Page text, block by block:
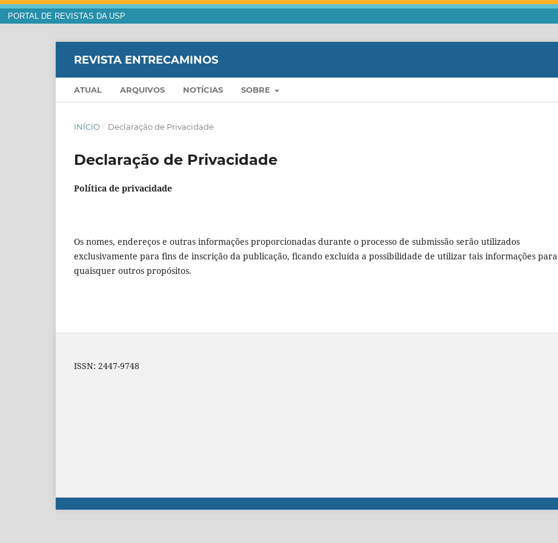
PORTAL DE REVISTAS DA USP
REVISTA ENTRECAMINOS
ATUAL ARQUIVOS NOTÍCIAS SOBRE
INÍCIO / Declaração de Privacidade
Declaração de Privacidade
Política de privacidade
Os nomes, endereços e outras informações proporcionadas durante o processo de submissão serão utilizados
exclusivamente para fins de inscrição da publicação, ficando excluída a possibilidade de utilizar tais informações para
quaisquer outros propósitos.
ISSN: 2447-9748